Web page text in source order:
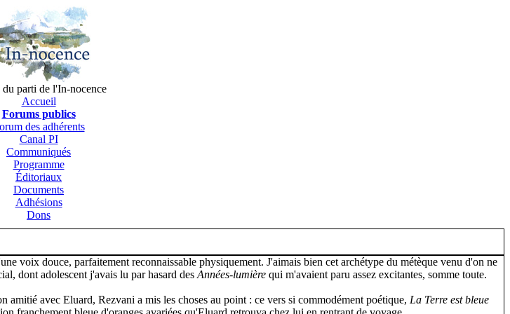
du parti de l'In-nocence
Accueil
Forums publics
des adhérents
Canal PI
Communiqués
Programme
Éditoriaux
Documents
Adhésions
Dons
voix douce, parfaitement reconnaissable physiquement. J'aimais bien cet archétype du métèque venu d'on ne
dont adolescent j'avais lu par hasard des Années-lumièrequi m'avaient paru assez excitantes, somme toute.
avec Eluard, Rezvani a mis les choses au point : ce vers si commodément poétique, La Terre est bleue